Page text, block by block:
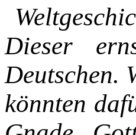
Dieser
Deutschen.
könnten